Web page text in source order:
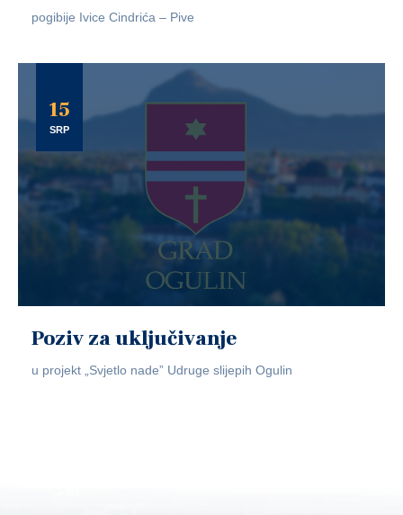
pogibije Ivice Cindrića – Pive
15
SRP
Poziv za uključivanje
u projekt „Svjetlo nade” Udruge slijepih Ogulin